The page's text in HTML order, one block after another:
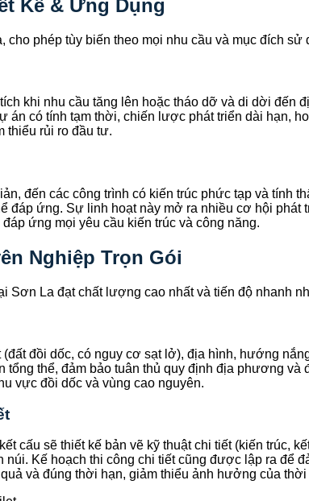
Kế & Ứng Dụng
cho phép tùy biến theo mọi nhu cầu và mục đích sử
khi nhu cầu tăng lên hoặc tháo dỡ và di dời đến
án có tính tạm thời, chiến lược phát triển dài hạn,
thiểu rủi ro đầu tư.
đến các công trình có kiến trúc phức tạp và tính
đáp ứng. Sự linh hoạt này mở ra nhiều cơ hội
ứng mọi yêu cầu kiến trúc và công năng.
Nghiệp Trọn Gói
Sơn La đạt chất lượng cao nhất và tiến độ nhanh
đồi dốc, có nguy cơ sạt lở), địa hình, hướng
tổng thể, đảm bảo tuân thủ quy định địa phương
vực đồi dốc và vùng cao nguyên.
cấu sẽ thiết kế bản vẽ kỹ thuật chi tiết (kiến trúc,
Kế hoạch thi công chi tiết cũng được lập ra để
và đúng thời hạn, giảm thiểu ảnh hưởng của thời